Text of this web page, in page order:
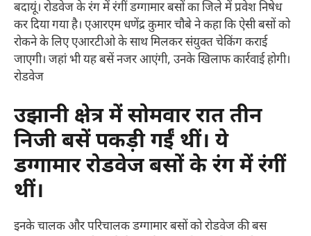
बदायूं। रोडवेज के रंग में रंगीं डग्गामार बसों का जिले में प्रवेश निषेध
कर दिया गया है। एआरएम धणेंद्र कुमार चौबे ने कहा कि ऐसी बसों को
रोकने के लिए एआरटीओ के साथ मिलकर संयुक्त चेकिंग कराई
जाएगी। जहां भी यह बसें नजर आएंगी, उनके खिलाफ कार्रवाई होगी।
रोडवेज
उझानी क्षेत्र में सोमवार रात तीन
निजी बसें पकड़ी गईं थीं। ये
डग्गामार रोडवेज बसों के रंग में रंगीं
थीं।
इनके चालक और परिचालक डग्गामार बसों को रोडवेज की बस